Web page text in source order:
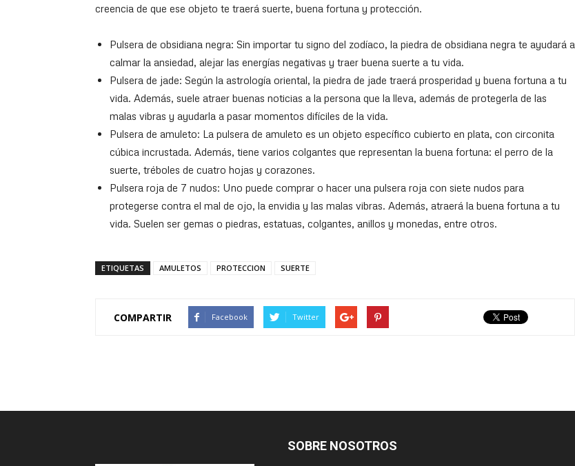
creencia de que ese objeto te traerá suerte, buena fortuna y protección.
Pulsera de obsidiana negra: Sin importar tu signo del zodíaco, la piedra de obsidiana negra te ayudará a
calmar la ansiedad, alejar las energías negativas y traer buena suerte a tu vida.
Pulsera de jade: Según la astrología oriental, la piedra de jade traerá prosperidad y buena fortuna a tu
vida. Además, suele atraer buenas noticias a la persona que la lleva, además de protegerla de las
malas vibras y ayudarla a pasar momentos difíciles de la vida.
Pulsera de amuleto: La pulsera de amuleto es un objeto específico cubierto en plata, con circonita
cúbica incrustada. Además, tiene varios colgantes que representan la buena fortuna: el perro de la
suerte, tréboles de cuatro hojas y corazones.
Pulsera roja de 7 nudos: Uno puede comprar o hacer una pulsera roja con siete nudos para
protegerse contra el mal de ojo, la envidia y las malas vibras. Además, atraerá la buena fortuna a tu
vida. Suelen ser gemas o piedras, estatuas, colgantes, anillos y monedas, entre otros.
ETIQUETAS AMULETOS PROTECCION SUERTE
COMPARTIR Facebook Twitter
SOBRE NOSOTROS